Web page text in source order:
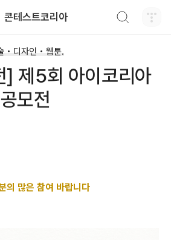
콘테스트코리아
• 디자인 • 웹툰.
] 제5회 아이코리아
모전
의 많은 참여 바랍니다